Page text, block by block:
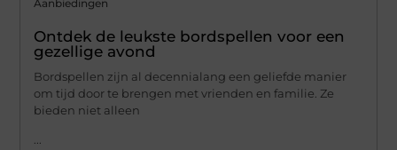
Aanbiedingen
Ontdek de leukste bordspellen voor een
gezellige avond
Bordspellen zijn al decennialang een geliefde manier
om tijd door te brengen met vrienden en familie. Ze
bieden niet alleen
...